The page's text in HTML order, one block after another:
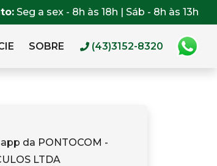
Seg a sex - 8h às 18h | Sáb - 8h às 13h
SOBRE (43)3152-8320
da PONTOCOM -
LTDA